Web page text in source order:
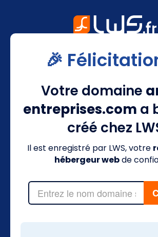
🎉
Votre domaine
entreprises.com a
créé chez
Il est enregistré par LWS, votre
hébergeur webde